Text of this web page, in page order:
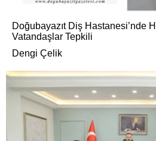
Doğubayazıt Diş Hastanesi’nde
Vatandaşlar Tepkili
Dengi Çelik